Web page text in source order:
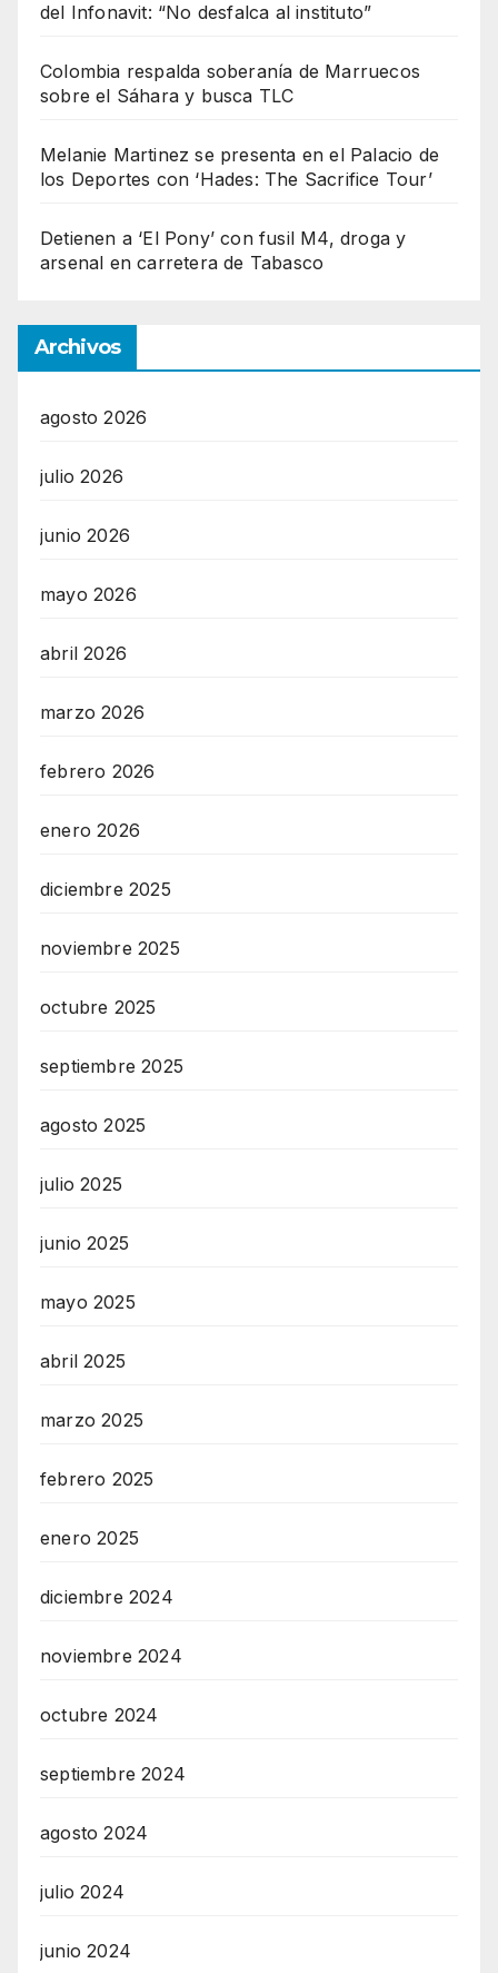
del Infonavit: “No desfalca al instituto”
Colombia respalda soberanía de Marruecos
sobre el Sáhara y busca TLC
Melanie Martinez se presenta en el Palacio de
los Deportes con ‘Hades: The Sacrifice Tour’
Detienen a ‘El Pony’ con fusil M4, droga y
arsenal en carretera de Tabasco
Archivos
agosto 2026
julio 2026
junio 2026
mayo 2026
abril 2026
marzo 2026
febrero 2026
enero 2026
diciembre 2025
noviembre 2025
octubre 2025
septiembre 2025
agosto 2025
julio 2025
junio 2025
mayo 2025
abril 2025
marzo 2025
febrero 2025
enero 2025
diciembre 2024
noviembre 2024
octubre 2024
septiembre 2024
agosto 2024
julio 2024
junio 2024